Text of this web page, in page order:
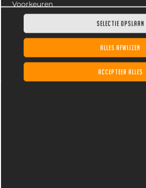
Voorkeuren
SELECTIE OPSLAAN
ALLES AFWIJZEN
ACCEPTEER ALLES
Fanta Orange, gekoeld.